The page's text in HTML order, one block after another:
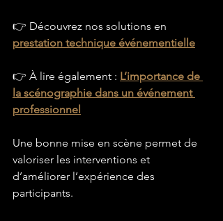
👉 Découvrez nos solutions en
prestation technique événementielle
👉 À lire également : L’importance de
la scénographie dans un événement
professionnel
Une bonne mise en scène permet de
valoriser les interventions et
d’améliorer l’expérience des
participants.